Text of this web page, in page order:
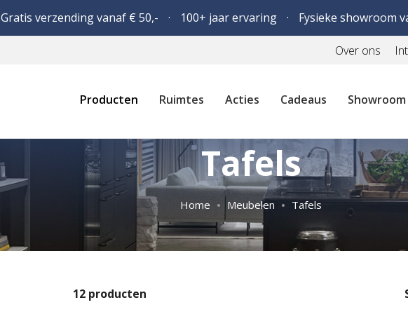
Gratis verzending vanaf € 50,- 100+ jaar ervaring Fysieke showroom
Over ons
Producten Ruimtes Acties Cadeaus Showroom
Tafels
Home Meubelen Tafels
12producten